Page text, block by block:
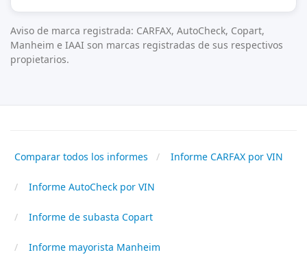
Aviso de marca registrada: CARFAX, AutoCheck, Copart,
Manheim e IAAI son marcas registradas de sus respectivos
propietarios.
Comparar todos los informes Informe CARFAX por VIN
Informe AutoCheck por VIN
Informe de subasta Copart
Informe mayorista Manheim